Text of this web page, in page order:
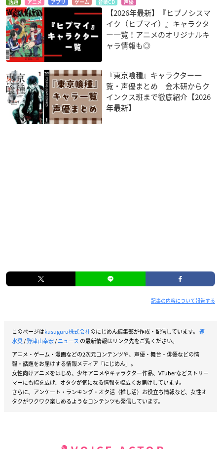
話題 アニメ アプリ ゲーム 音楽CD 声優
【2026年最新】『ヒプノシスマ
イク（ヒプマイ）』キャラクタ
ー一覧！アニメのオリジナルキ
ャラ情報も◎
『東京喰種』キャラクター一
覧・声優まとめ 金木研からク
インクス班まで徹底紹介【2026
年最新】
記事の内容について報告する
このページはkusuguru株式会社のにじめん編集部が作成・配信しています。 速
水奨/野津山幸宏/ニュース の最新情報はリンク先をご覧ください。
アニメ・ゲーム・漫画などの2次元コンテンツや、声優・舞台・俳優などの情
報・話題をお届けする情報メディア「にじめん」。
女性向けアニメをはじめ、少年アニメやキャラクター作品、VTuberなどストリー
マーにも幅を広げ、オタクが気になる情報を幅広くお届けしています。
さらに、アンケート・ランキング・オタ活（推し活）お役立ち情報など、女性オ
タクがワクワク楽しめるようなコンテンツも発信しています。